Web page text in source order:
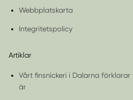
Webbplatskarta
Integritetspolicy
Artiklar
Vårt finsnickeri i Dalarna
är